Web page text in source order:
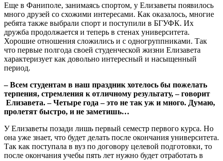
Еще в Фаниполе, занимаясь спортом, у Елизаветы появилось
много друзей со схожими интересами. Как оказалось, многие
ребята также выбрали спорт и поступили в БГУФК. Их
дружба продолжается и теперь в стенах университета.
Хорошие отношения сложились и с одногруппниками. Так
что первые полгода своей студенческой жизни Елизавета
характеризует как довольно интересный и насыщенный
период.
– Всем студентам в наш праздник хотелось бы пожелать
терпения, стремления к отличному результату, – говорит
Елизавета. – Четыре года – это не так уж и много. Думаю,
пролетят быстро, и не заметишь…
У Елизаветы позади лишь первый семестр первого курса. Но
она уже знает, что будет делать после окончания университета.
Так как поступала в вуз по договору целевой подготовки, то
после окончания учебы пять лет нужно будет отработать в